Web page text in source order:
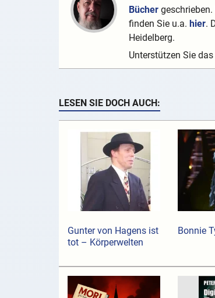
Büchergeschrieben.
finden Sie u.a. hier.
Heidelberg.
Unterstützen Sie
LESEN SIE DOCH AUCH:
Gunter von Hagens ist
tot – Körperwelten
Bonnie